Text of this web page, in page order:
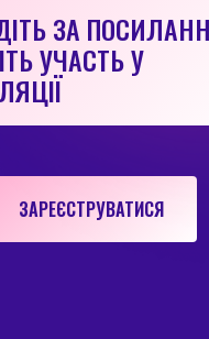
ЗА
УЧАСТЬ У
ЗАРЕЄСТРУВАТИСЯ